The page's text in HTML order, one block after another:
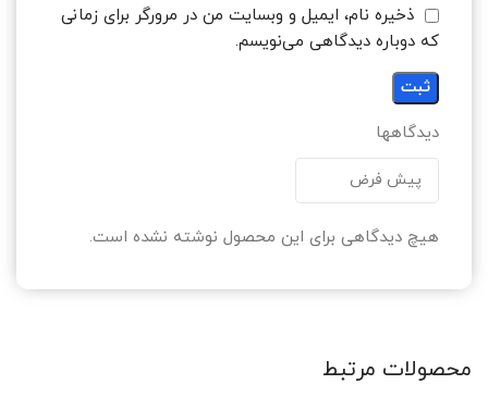
دیدگاهها
هیچ دیدگاهی برای این محصول نوشته نشده است.
ذخیره نام، ایمیل و وبسایت من در مرورگر برای زمانی
که دوباره دیدگاهی می‌نویسم.
محصولات مرتبط